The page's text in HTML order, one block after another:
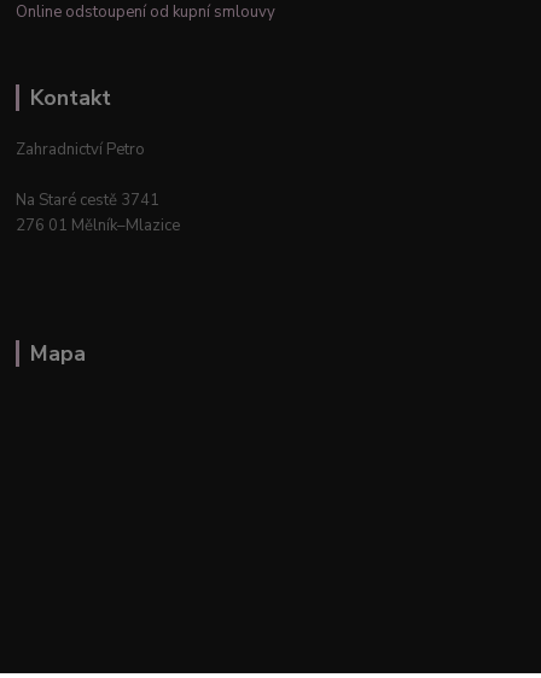
Online odstoupení od kupní smlouvy
Kontakt
Zahradnictví Petro
Na Staré cestě 3741
276 01 Mělník–Mlazice
Mapa